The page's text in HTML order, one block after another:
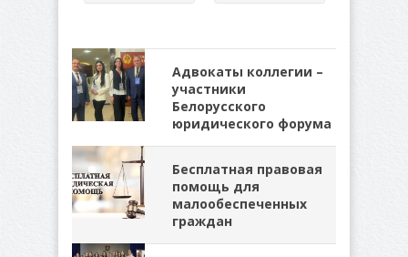
Адвокаты коллегии –
участники
Белорусского
юридического форума
Бесплатная правовая
помощь для
малообеспеченных
граждан